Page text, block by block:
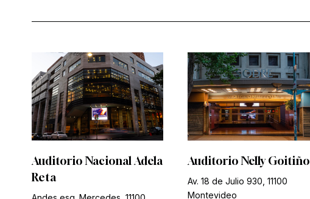
Auditorio Nacional Adela
Reta
Auditorio Nelly Goitiño
Av. 18 de Julio 930, 11100
Montevideo